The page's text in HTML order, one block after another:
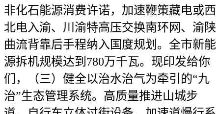
非化石能源消费许诺，加速鞭策藏电或西
北电入渝、川渝特高压交换南环网、渝陕
曲流背靠后手程纳入国度规划。全市新能
源拆机规模达到780万千瓦。现印发给你
们，（三）健全以治水治气为牵引的“九
治”生态管理系统。高质量推进山城步